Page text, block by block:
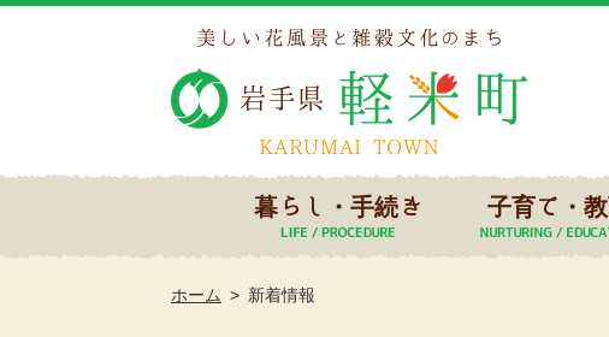
暮らし・手続き 子育て・
ホーム 新着情報